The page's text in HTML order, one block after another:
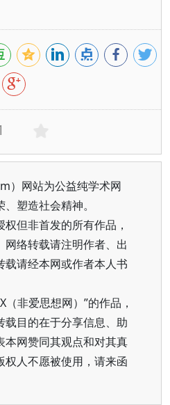
）网站为公益纯学术网
塑造社会精神。
但非首发的所有作品，
网络转载请注明作者、出
载请经本网或作者本人书
（非爱思想网）”的作品，
载目的在于分享信息、助
本网赞同其观点和对其真
权人不愿被使用，请来函